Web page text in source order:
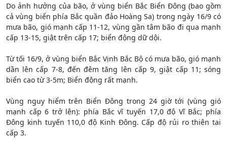
Do ảnh hưởng của bão, ở vùng biển Bắc Biển Đông (bao gồm
cả vùng biển phía Bắc quần đảo Hoàng Sa) trong ngày 16/9 có
mưa bão, gió mạnh cấp 11-12, vùng gần tâm bão đi qua mạnh
cấp 13-15, giật trên cấp 17; biển động dữ dội.
Từ tối 16/9, ở vùng biển Bắc Vịnh Bắc Bộ có mưa bão, gió mạnh
dần lên cấp 7-8, đến đêm tăng lên cấp 9, giật cấp 11; sóng
biển cao từ 3-5m; Biển động rất mạnh.
Vùng nguy hiểm trên Biển Đông trong 24 giờ tới (vùng gió
mạnh cấp 6 trở lên): phía Bắc vĩ tuyến 17,0 độ Vĩ Bắc; phía
Đông kinh tuyến 110,0 độ Kinh Đông. Cấp độ rủi ro thiên tai
cấp 3.